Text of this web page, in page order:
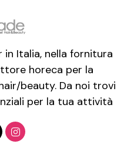
in Italia, nella fornitura
horeca per la
beauty. Da noi trovi
per la tua attività